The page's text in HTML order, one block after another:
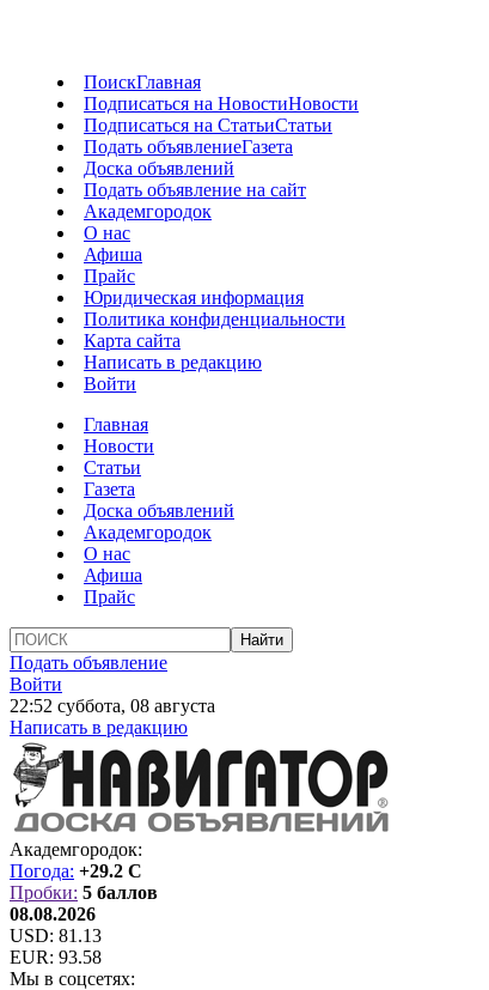
ПоискГлавная
Подписаться на НовостиНовости
Подписаться на СтатьиСтатьи
Подать объявлениеГазета
Доска объявлений
Подать объявление на сайт
Академгородок
О нас
Афиша
Прайс
Юридическая информация
Политика конфиденциальности
Карта сайта
Написать в редакцию
Войти
Главная
Новости
Статьи
Газета
Доска объявлений
Академгородок
О нас
Афиша
Прайс
Подать объявление
Войти
22:52 суббота, 08 августа
Написать в редакцию
Академгородок:
Погода: +29.2 C
Пробки: 5 баллов
08.08.2026
USD: 81.13
EUR: 93.58
Мы в соцсетях: